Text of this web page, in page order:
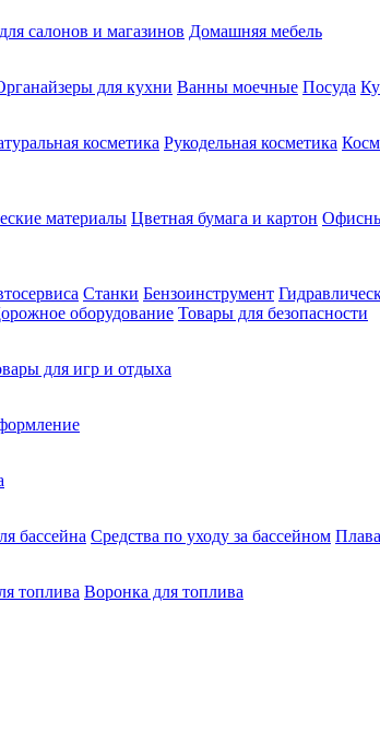
салонов и магазинов Домашняя мебель
для кухни Ванны моечные Посуда
косметика Рукодельная косметика
материалы Цветная бумага и картон
Станки Бензоинструмент
оборудование Товары для безопасности
для игр и отдыха
бассейна Средства по уходу за бассейном
топлива Воронка для топлива